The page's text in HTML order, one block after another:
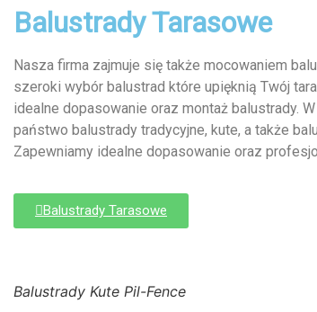
Balustrady Tarasowe
Nasza firma zajmuje się także mocowaniem
szeroki wybór balustrad które upięknią Twój
idealne dopasowanie oraz montaż balustrady.
państwo balustrady tradycyjne, kute, a także
Zapewniamy idealne dopasowanie oraz
Balustrady Tarasowe
Balustrady Kute Pil-Fence